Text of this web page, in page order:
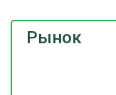
Рынок